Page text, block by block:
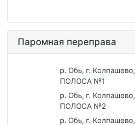
Паромная переправа
р. Обь, г. Колпашево,
ПОЛОСА №1
р. Обь, г. Колпашево,
ПОЛОСА №2
р. Обь, г. Колпашево,